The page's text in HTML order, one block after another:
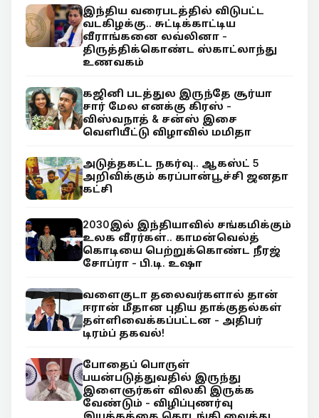
இந்திய வரைபடத்தில் விடுபட்ட
வடகிழக்கு.. சுட்டிக்காட்டிய
வீராங்கனை லவ்லினா -
திருத்திக்கொண்ட ஸ்காட்லாந்து
உணவகம்
கஜினி படத்துல இருந்தே சூர்யா
சார் மேல எனக்கு கிரஸ் -
விஸ்வநாத் & சன்ஸ் இசை
வெளியீட்டு விழாவில் மமிதா
அடுத்தகட்ட நகர்வு.. ஆகஸ்ட் 5
அறிவிக்கும் கரப்பான்பூச்சி ஜனதா
கட்சி
2030இல் இந்தியாவில் சங்கமிக்கும்
உலக வீரர்கள்.. காமன்வெல்த்
கொடியை பெற்றுக்கொண்ட நீரஜ்
சோப்ரா - பி.டி. உஷா
வளைகுடா தலைவர்களால் தான்
ஈரான் மீதான புதிய தாக்குதல்கள்
தள்ளிவைக்கப்பட்டன - அதிபர்
டிரம்ப் தகவல்!
போதைப் பொருள்
பயன்படுத்துவதில் இருந்து
இளைஞர்கள் விலகி இருக்க
வேண்டும் - விழிப்புணர்வு
இயக்கத்தை தொடங்கி வைத்து